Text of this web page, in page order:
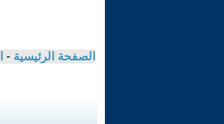
الصفحة الرئيسية -